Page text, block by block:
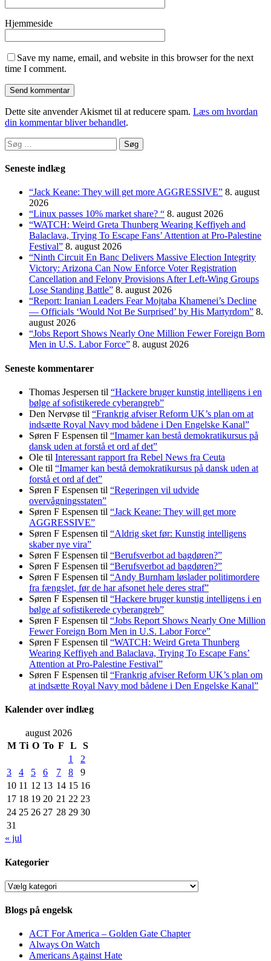
Hjemmeside
Save my name, email, and website in this browser for the next
time I comment.
Dette site anvender Akismet til at reducere spam. Læs om hvordan
din kommentar bliver behandlet.
Søg
efter:
Seneste indlæg
“Jack Keane: They will get more AGGRESSIVE” 8. august
2026
“Linux passes 10% market share? “ 8. august 2026
“WATCH: Weird Greta Thunberg Wearing Keffiyeh and
Balaclava, Trying To Escape Fans’ Attention at Pro-Palestine
Festival” 8. august 2026
“Ninth Circuit En Banc Delivers Massive Election Integrity
Victory: Arizona Can Now Enforce Voter Registration
Cancellation and Felony Provisions After Left-Wing Groups
Lose Standing Battle” 8. august 2026
“Report: Iranian Leaders Fear Mojtaba Khamenei’s Decline
— Officials ‘Would Not Be Surprised’ by His Martyrdom” 8.
august 2026
“Jobs Report Shows Nearly One Million Fewer Foreign Born
Men in U.S. Labor Force” 8. august 2026
Seneste kommentarer
Thomas Jespersen til “Hackere bruger kunstig intelligens i en
bølge af sofistikerede cyberangreb”
Den Nervøse til “Frankrig afviser Reform UK’s plan om at
indsætte Royal Navy mod bådene i Den Engelske Kanal”
Søren F Espensen til “Imamer kan bestå demokratikursus på
dansk uden at forstå et ord af det”
Ole til Interessant rapport fra Rebel News fra Ceuta
Ole til “Imamer kan bestå demokratikursus på dansk uden at
forstå et ord af det”
Søren F Espensen til “Regeringen vil udvide
overvågningsstaten”
Søren F Espensen til “Jack Keane: They will get more
AGGRESSIVE”
Søren F Espensen til “Aldrig sket før: Kunstig intelligens
skaber nye vira”
Søren F Espensen til “Berufsverbot ad bagdøren?”
Søren F Espensen til “Berufsverbot ad bagdøren?”
Søren F Espensen til “Andy Burnham løslader politi­mordere
fra fængslet, før de har afsonet hele deres straf”
Søren F Espensen til “Hackere bruger kunstig intelligens i en
bølge af sofistikerede cyberangreb”
Søren F Espensen til “Jobs Report Shows Nearly One Million
Fewer Foreign Born Men in U.S. Labor Force”
Søren F Espensen til “WATCH: Weird Greta Thunberg
Wearing Keffiyeh and Balaclava, Trying To Escape Fans’
Attention at Pro-Palestine Festival”
Søren F Espensen til “Frankrig afviser Reform UK’s plan om
at indsætte Royal Navy mod bådene i Den Engelske Kanal”
Kalender over indlæg
august 2026
M Ti O To F L
S
1
2
3
4 5 6 7 8
9
10 11 12 13 14 15 16
17 18 19 20 21 22 23
24 25 26 27 28 29 30
31
« jul
Kategorier
Kategorier
Blogs på engelsk
ACT For America – Golden Gate Chapter
Always On Watch
Americans Against Hate